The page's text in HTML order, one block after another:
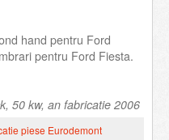
hand pentru Ford
pentru Ford Fiesta.
50 kw, an fabricatie 2006
piese Eurodemont